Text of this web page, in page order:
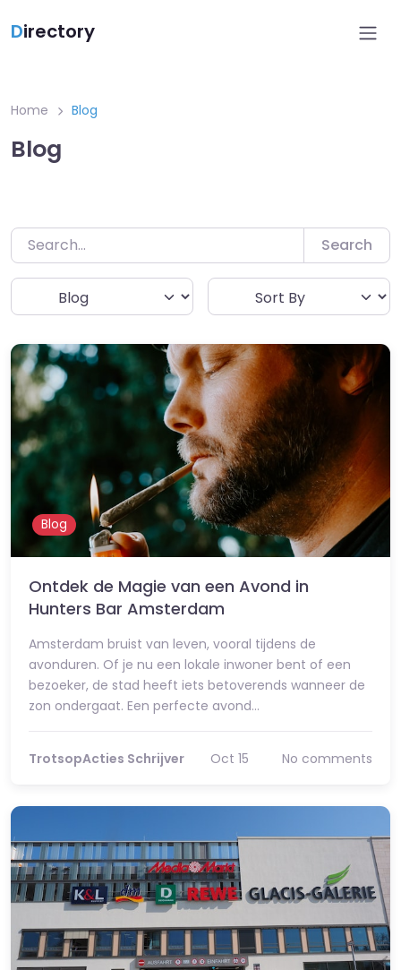
naar
Directory
Home Blog
Blog
Search
Blog
Ontdek de Magie van een Avond in
Hunters Bar Amsterdam
Amsterdam bruist van leven, vooral tijdens de
avonduren. Of je nu een lokale inwoner bent of een
bezoeker, de stad heeft iets betoverends wanneer de
zon ondergaat. Een perfecte avond…
TrotsopActies Schrijver Oct 15 No comments